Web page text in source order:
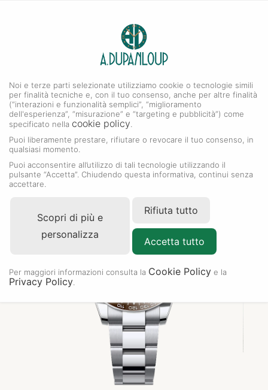
Collezione Cosmograph Daytona
Noi e terze parti selezionate utilizziamo cookie o tecnologie simili
per finalità tecniche e, con il tuo consenso, anche per altre finalità
(“interazioni e funzionalità semplici”, “miglioramento
dell'esperienza”, “misurazione” e “targeting e pubblicità”) come
specificato nella cookie policy
Puoi liberamente prestare, rifiutare o revocare il tuo consenso, in
qualsiasi momento.
Puoi acconsentire all’utilizzo di tali tecnologie utilizzando il
pulsante “Accetta”. Chiudendo questa informativa, continui senza
accettare.
Scopri di più e
personalizza
Rifiuta tutto
Accetta tutto
Per maggiori informazioni consulta la Cookie Policy e la
Privacy Policy